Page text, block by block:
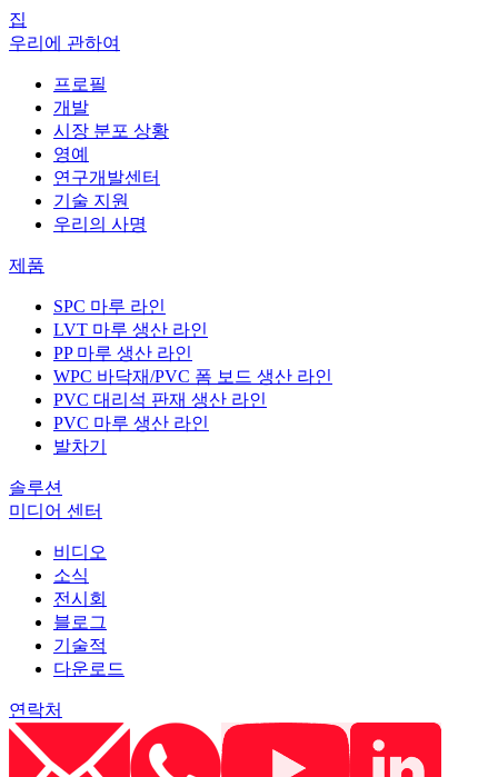
집
우리에 관하여
프로필
개발
시장 분포 상황
영예
연구개발센터
기술 지원
우리의 사명
제품
SPC 마루 라인
LVT 마루 생산 라인
PP 마루 생산 라인
WPC 바닥재/PVC 폼 보드 생산 라인
PVC 대리석 판재 생산 라인
PVC 마루 생산 라인
발차기
솔루션
미디어 센터
비디오
소식
전시회
블로그
기술적
다운로드
연락처